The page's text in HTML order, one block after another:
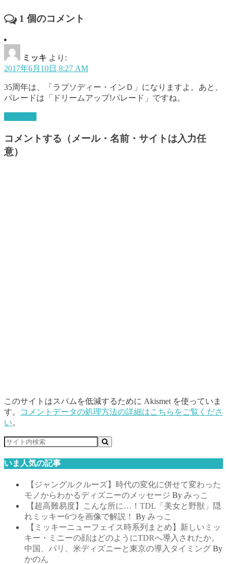
1 個のコメント
ミッキ より:
2017年6月10日 8:27 AM
35周年は、「ラプソディー・インＤ」になりますよ。あと、
パレードは「ドリームアップ!パレード」ですね。
コメントする（メール・名前・サイトは入力任
意）
このサイトはスパムを低減するために Akismet を使っていま
す。
コメントデータの処理方法の詳細はこちらをご覧くださ
い。
いま人気の記事
【ジャングルクルーズ】時代の変化に併せて変わった
モノからわかるディズニーのメッセージ By みっこ
【超高難易度】こんな所に…！TDL「美女と野獣」隠
れミッキー6つを画像で解説！
By みっこ
【ミッキーニューフェイス時系列まとめ】新しいミッ
キー・ミニーの顔はどのようにTDRへ導入されたか。
中国、パリ、米ディズニーと東京の導入タイミング By
かのん